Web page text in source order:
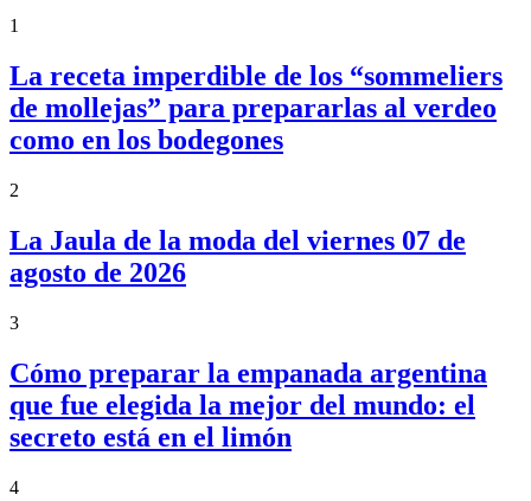
1
La receta imperdible de los “sommeliers
de mollejas” para prepararlas al verdeo
como en los bodegones
2
La Jaula de la moda del viernes 07 de
agosto de 2026
3
Cómo preparar la empanada argentina
que fue elegida la mejor del mundo: el
secreto está en el limón
4